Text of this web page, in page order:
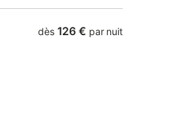
dès 126 € par nuit